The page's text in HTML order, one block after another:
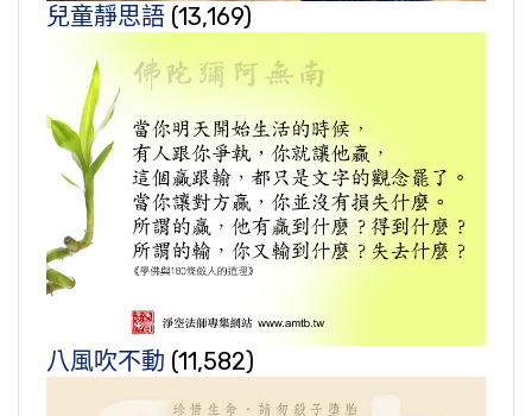
兒童靜思語 (13,169)
八風吹不動 (11,582)